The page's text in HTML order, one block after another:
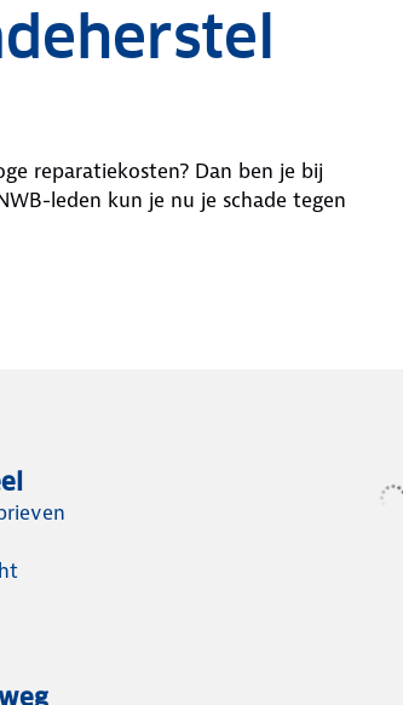
reparatiekosten? Dan ben je bij
leden kun je nu je schade tegen